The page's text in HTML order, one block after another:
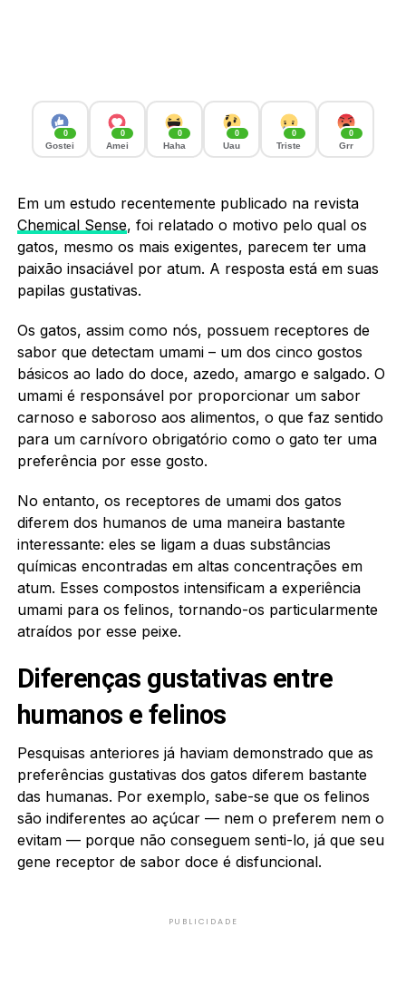
0
Gostei
0
Amei
0
Haha
0
Uau
0
Triste
0
Grr
Em um estudo recentemente publicado na revista
Chemical Sense, foi relatado o motivo pelo qual os
gatos, mesmo os mais exigentes, parecem ter uma
paixão insaciável por atum. A resposta está em suas
papilas gustativas.
Os gatos, assim como nós, possuem receptores de
sabor que detectam umami – um dos cinco gostos
básicos ao lado do doce, azedo, amargo e salgado. O
umami é responsável por proporcionar um sabor
carnoso e saboroso aos alimentos, o que faz sentido
para um carnívoro obrigatório como o gato ter uma
preferência por esse gosto.
No entanto, os receptores de umami dos gatos
diferem dos humanos de uma maneira bastante
interessante: eles se ligam a duas substâncias
químicas encontradas em altas concentrações em
atum. Esses compostos intensificam a experiência
umami para os felinos, tornando-os particularmente
atraídos por esse peixe.
Diferenças gustativas entre
humanos e felinos
Pesquisas anteriores já haviam demonstrado que as
preferências gustativas dos gatos diferem bastante
das humanas. Por exemplo, sabe-se que os felinos
são indiferentes ao açúcar — nem o preferem nem o
evitam — porque não conseguem senti-lo, já que seu
gene receptor de sabor doce é disfuncional.
PUBLICIDADE